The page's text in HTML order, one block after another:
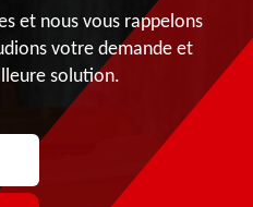
et nous vous rappelons
votre demande et
solution.